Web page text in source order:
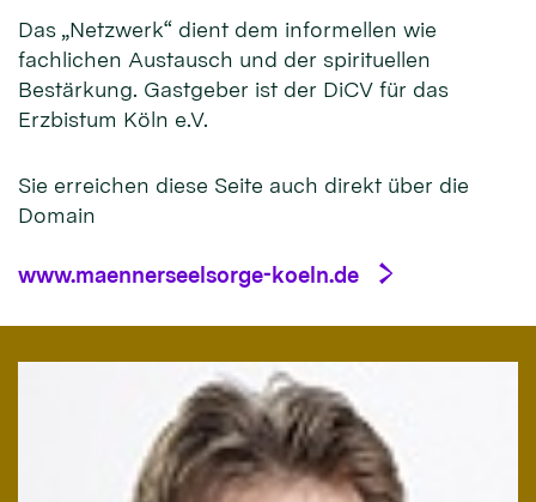
Das „Netzwerk“ dient dem informellen wie
fachlichen Austausch und der spirituellen
Bestärkung. Gastgeber ist der DiCV für das
Erzbistum Köln e.V.
Sie erreichen diese Seite auch direkt über die
Domain
www.maennerseelsorge-koeln.de